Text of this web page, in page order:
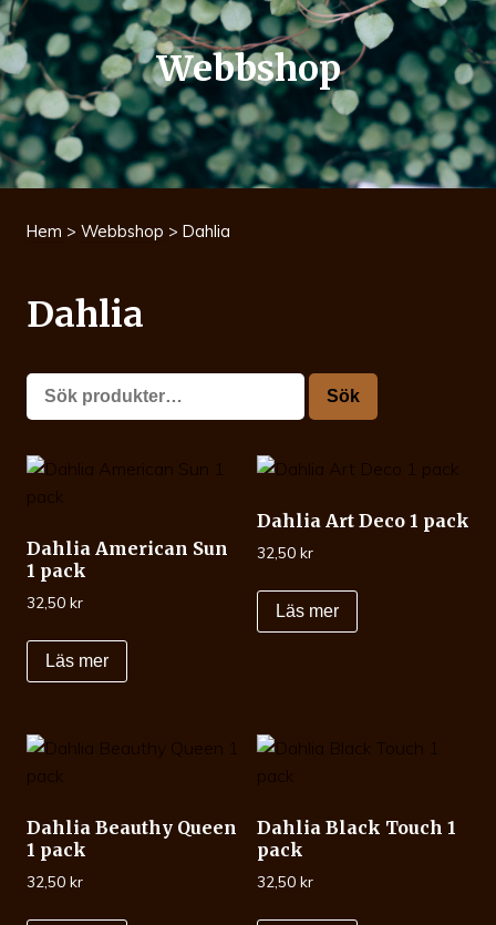
Webbshop
Hem > Webbshop > Dahlia
Dahlia
Sök
efter:
Sök
Dahlia American Sun
1 pack
32,50 kr
Läs mer
Dahlia Art Deco 1 pack
32,50 kr
Läs mer
Dahlia Beauthy Queen
1 pack
32,50 kr
Dahlia Black Touch 1
pack
32,50 kr